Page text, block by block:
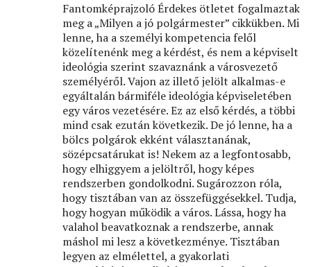
Fantomképrajzoló Érdekes ötletet fogalmaztak
meg a „Milyen a jó polgármester” cikkükben. Mi
lenne, ha a személyi kompetencia felől
közelítenénk meg a kérdést, és nem a képviselt
ideológia szerint szavaznánk a városvezető
személyéről. Vajon az illető jelölt alkalmas-e
egyáltalán bármiféle ideológia képviseletében
egy város vezetésére. Ez az első kérdés, a többi
mind csak ezután következik. De jó lenne, ha a
bölcs polgárok ekként választanának,
sözépcsatárukat is! Nekem az a legfontosabb,
hogy elhiggyem a jelöltről, hogy képes
rendszerben gondolkodni. Sugározzon róla,
hogy tisztában van az összefüggésekkel. Tudja,
hogy hogyan működik a város. Lássa, hogy ha
valahol beavatkoznak a rendszerbe, annak
máshol mi lesz a következménye. Tisztában
legyen az elmélettel, a gyakorlati